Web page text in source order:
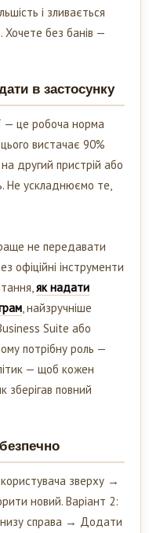
і зливається
Хочете без банів —
в застосунку
— це робоча норма
вистачає 90%
другий пристрій або
Не ускладнюємо те,
не передавати
офіційні інструменти
як надати
, найзручніше
Suite або
потрібну роль —
— щоб кожен
зберігав повний
зверху →
новий. Варіант 2:
справа → Додати